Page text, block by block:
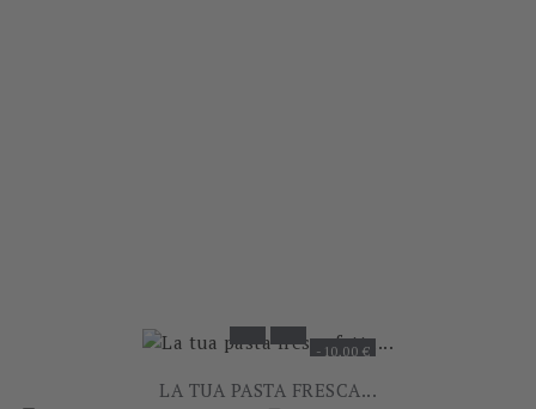
-10,00 €
LA TUA PASTA FRESCA...